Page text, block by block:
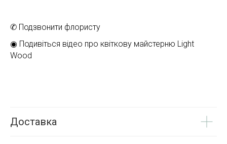
✆ Подзвонити флористу
◉ Подивіться відео про квіткову майстерню Light
Wood
Доставка